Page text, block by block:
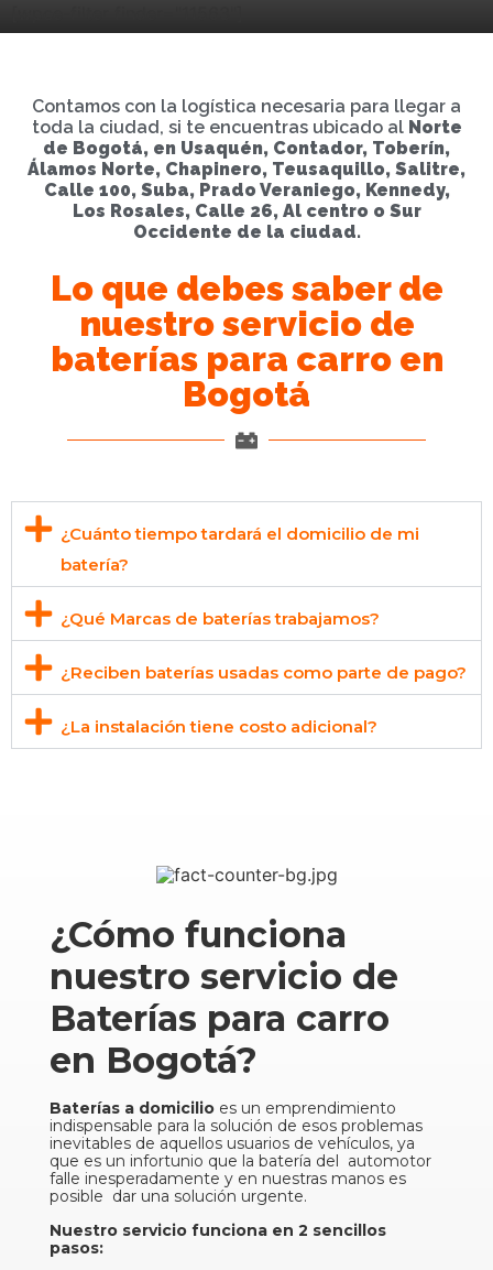
Contamos con la logística necesaria para llegar a
toda la ciudad, si te encuentras ubicado al Norte
de Bogotá, en Usaquén, Contador, Toberín,
Álamos Norte, Chapinero, Teusaquillo, Salitre,
Calle 100, Suba, Prado Veraniego, Kennedy,
Los Rosales, Calle 26, Al centro o Sur
Occidente de la ciudad.
Lo que debes saber de
nuestro servicio de
baterías para carro en
Bogotá
¿Cuánto tiempo tardará el domicilio de mi
batería?
¿Qué Marcas de baterías trabajamos?
¿Reciben baterías usadas como parte de pago?
¿La instalación tiene costo adicional?
¿Cómo funciona
nuestro servicio de
Baterías para carro
en Bogotá?
Baterías a domicilio es un emprendimiento
indispensable para la solución de esos problemas
inevitables de aquellos usuarios de vehículos, ya
que es un infortunio que la batería del automotor
falle inesperadamente y en nuestras manos es
posible dar una solución urgente.
Nuestro servicio funciona en 2 sencillos
pasos: